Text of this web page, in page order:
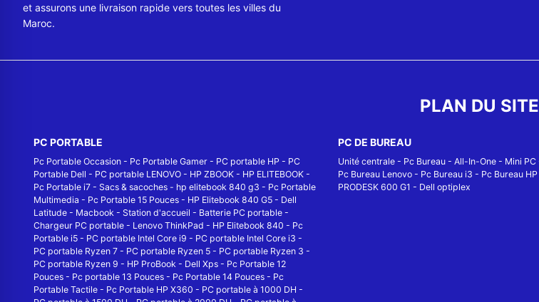
et assurons une livraison rapide vers toutes les villes du
Maroc.
PLAN DU SITE
PC PORTABLE
Pc Portable Occasion - Pc Portable Gamer - PC portable HP - PC
Portable Dell - PC portable LENOVO - HP ZBOOK - HP ELITEBOOK -
Pc Portable i7 - Sacs & sacoches - hp elitebook 840 g3 - Pc Portable
Multimedia - Pc Portable 15 Pouces - HP Elitebook 840 G5 - Dell
Latitude - Macbook - Station d'accueil - Batterie PC portable -
Chargeur PC portable - Lenovo ThinkPad - HP Elitebook 840 - Pc
Portable i5 - PC portable Intel Core i9 - PC portable Intel Core i3 -
PC portable Ryzen 7 - PC portable Ryzen 5 - PC portable Ryzen 3 -
PC portable Ryzen 9 - HP ProBook - Dell Xps - Pc Portable 12
Pouces - Pc portable 13 Pouces - Pc Portable 14 Pouces - Pc
Portable Tactile - Pc Portable HP X360 - PC portable à 1000 DH -
PC DE BUREAU
Unité centrale- Pc Bureau- All-In-One- Mini PC
Pc Bureau Lenovo- Pc Bureau i3 - Pc Bureau HP
PRODESK 600 G1 - Dell optiplex